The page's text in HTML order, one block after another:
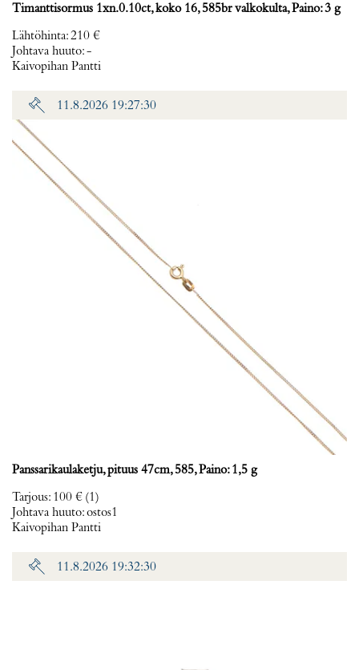
Timanttisormus 1xn.0.10ct, koko 16, 585br valkokulta, Paino: 3 g
Lähtöhinta:210 €
Johtava huuto:-
Kaivopihan Pantti
11.8.2026 19:27:30
Panssarikaulaketju, pituus 47cm, 585, Paino: 1,5 g
Tarjous: 100 € (1)
Johtava huuto:ostos1
Kaivopihan Pantti
11.8.2026 19:32:30